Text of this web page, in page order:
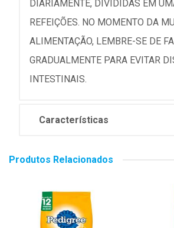
DIARIAMENTE, DIVIDIDAS EM
REFEIÇÕES. NO MOMENTO DA
ALIMENTAÇÃO, LEMBRE-SE DE
GRADUALMENTE PARA EVITAR
INTESTINAIS.
Características
Produtos Relacionados